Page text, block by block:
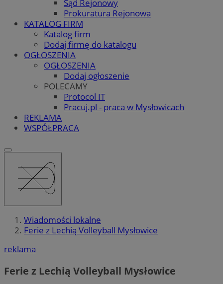
Sąd Rejonowy
Prokuratura Rejonowa
KATALOG FIRM
Katalog firm
Dodaj firmę do katalogu
OGŁOSZENIA
OGŁOSZENIA
Dodaj ogłoszenie
POLECAMY
Protocol IT
Pracuj.pl - praca w Mysłowicach
REKLAMA
WSPÓŁPRACA
Wiadomości lokalne
Ferie z Lechią Volleyball Mysłowice
reklama
Ferie z Lechią Volleyball Mysłowice